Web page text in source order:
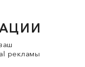
рекламы